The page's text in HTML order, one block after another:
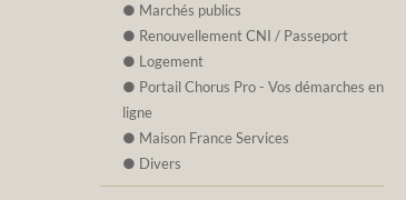
Marchés publics
Renouvellement CNI / Passeport
Logement
Portail Chorus Pro - Vos démarches en
ligne
Maison France Services
Divers